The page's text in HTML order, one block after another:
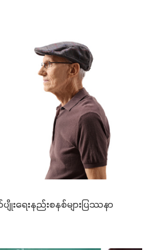
ရေးနည်းစနစ်များပြဿနာ